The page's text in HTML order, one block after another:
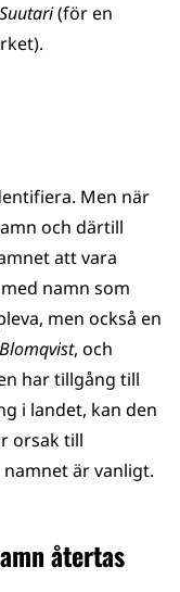
Suutari(för en
Men när
och därtill
att vara
namn som
men också en
Blomqvist, och
har tillgång till
i landet, kan den
orsak till
är vanligt.
återtas